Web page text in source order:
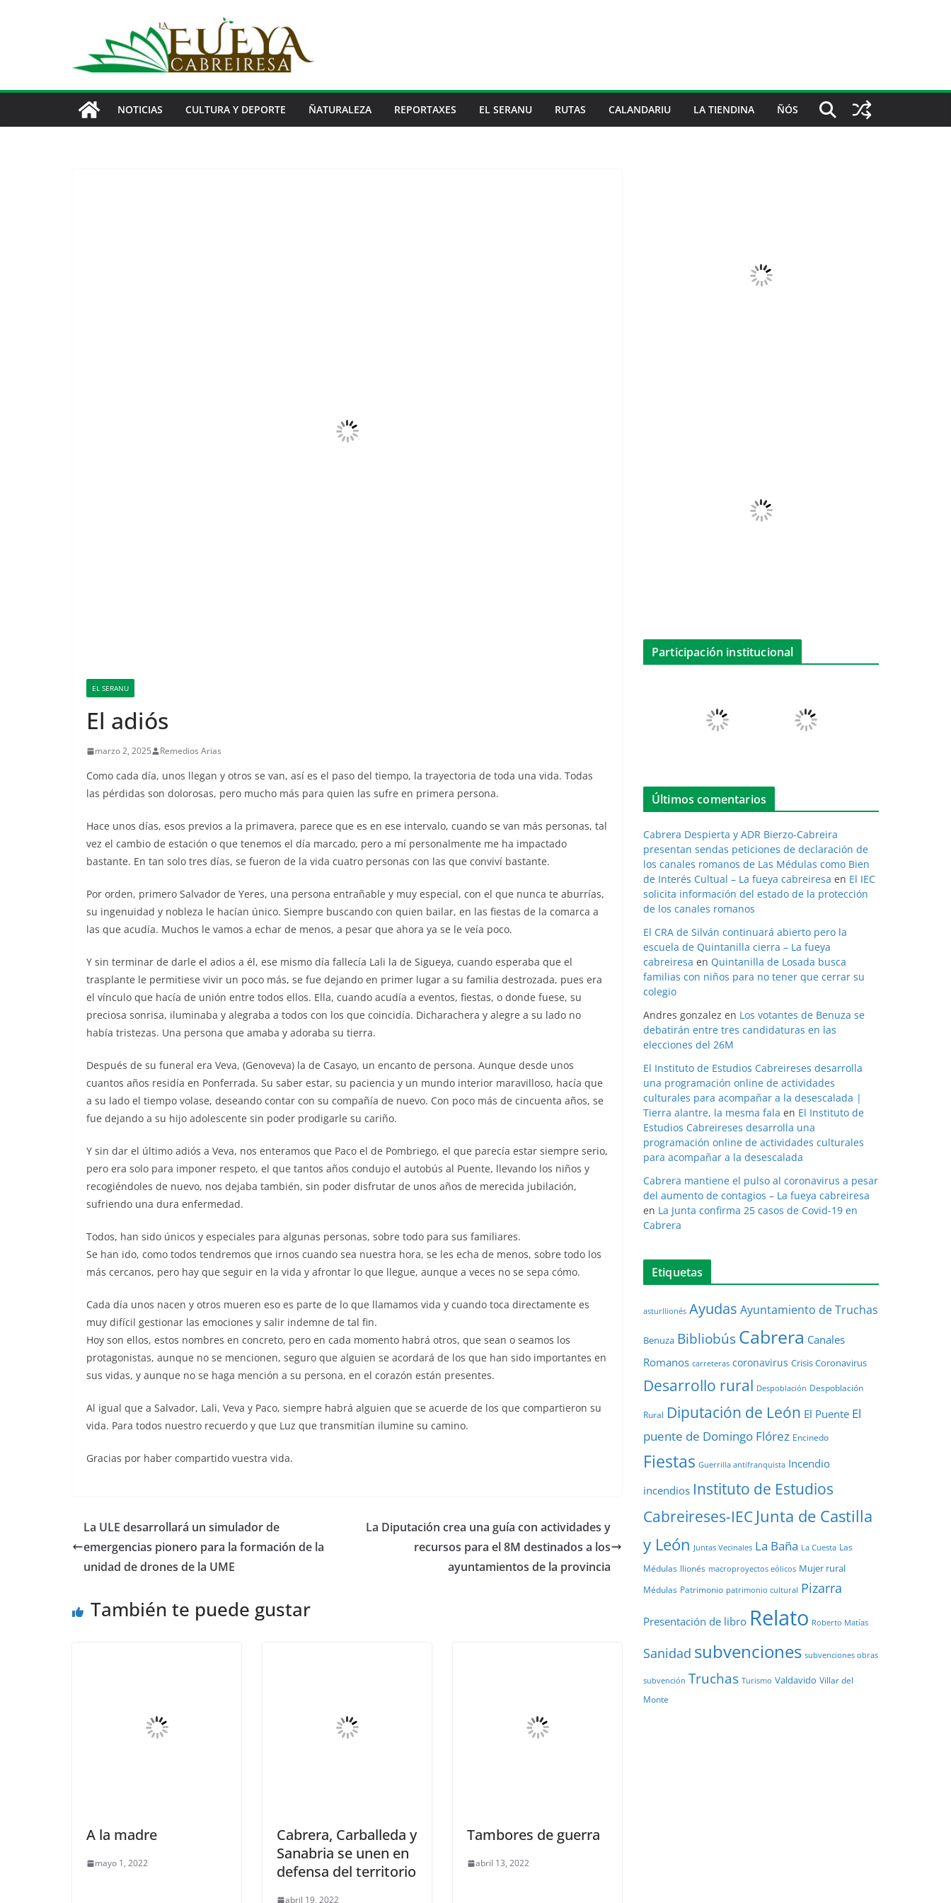
NOTICIAS CULTURA Y DEPORTE ÑATURALEZA REPORTAXES EL SERANU RUTAS CALANDARIU LA TIENDINA ÑÓS
EL SERANU
El adiós
marzo 2, 2025 Remedios Arias
Como cada día, unos llegan y otros se van, así es el paso del tiempo, la trayectoria de toda una vida. Todas
las pérdidas son dolorosas, pero mucho más para quien las sufre en primera persona.
Hace unos días, esos previos a la primavera, parece que es en ese intervalo, cuando se van más personas, tal
vez el cambio de estación o que tenemos el día marcado, pero a mí personalmente me ha impactado
bastante. En tan solo tres días, se fueron de la vida cuatro personas con las que conviví bastante.
Por orden, primero Salvador de Yeres, una persona entrañable y muy especial, con el que nunca te aburrías,
su ingenuidad y nobleza le hacían único. Siempre buscando con quien bailar, en las fiestas de la comarca a
las que acudía. Muchos le vamos a echar de menos, a pesar que ahora ya se le veía poco.
Y sin terminar de darle el adios a él, ese mismo día fallecía Lali la de Sigueya, cuando esperaba que el
trasplante le permitiese vivir un poco más, se fue dejando en primer lugar a su familia destrozada, pues era
el vínculo que hacía de unión entre todos ellos. Ella, cuando acudía a eventos, fiestas, o donde fuese, su
preciosa sonrisa, iluminaba y alegraba a todos con los que coincidía. Dicharachera y alegre a su lado no
había tristezas. Una persona que amaba y adoraba su tierra.
Después de su funeral era Veva, (Genoveva) la de Casayo, un encanto de persona. Aunque desde unos
cuantos años residía en Ponferrada. Su saber estar, su paciencia y un mundo interior maravilloso, hacía que
a su lado el tiempo volase, deseando contar con su compañía de nuevo. Con poco más de cincuenta años, se
fue dejando a su hijo adolescente sin poder prodigarle su cariño.
Y sin dar el último adiós a Veva, nos enteramos que Paco el de Pombriego, el que parecía estar siempre serio,
pero era solo para imponer respeto, el que tantos años condujo el autobús al Puente, llevando los niños y
recogiéndoles de nuevo, nos dejaba también, sin poder disfrutar de unos años de merecida jubilación,
sufriendo una dura enfermedad.
Todos, han sido únicos y especiales para algunas personas, sobre todo para sus familiares.
Se han ido, como todos tendremos que irnos cuando sea nuestra hora, se les echa de menos, sobre todo los
más cercanos, pero hay que seguir en la vida y afrontar lo que llegue, aunque a veces no se sepa cómo.
Cada día unos nacen y otros mueren eso es parte de lo que llamamos vida y cuando toca directamente es
muy difícil gestionar las emociones y salir indemne de tal fin.
Hoy son ellos, estos nombres en concreto, pero en cada momento habrá otros, que sean o seamos los
protagonistas, aunque no se mencionen, seguro que alguien se acordará de los que han sido importantes en
sus vidas, y aunque no se haga mención a su persona, en el corazón están presentes.
Al igual que a Salvador, Lali, Veva y Paco, siempre habrá alguien que se acuerde de los que compartieron su
vida. Para todos nuestro recuerdo y que Luz que transmitían ilumine su camino.
Gracias por haber compartido vuestra vida.
La ULE desarrollará un simulador de
emergencias pionero para la formación de la
unidad de drones de la UME
La Diputación crea una guía con actividades y
recursos para el 8M destinados a los
ayuntamientos de la provincia
También te puede gustar
A la madre
mayo 1, 2022
Cabrera, Carballeda y
Sanabria se unen en
defensa del territorio
abril 19, 2022
Tambores de guerra
abril 13, 2022
Participación institucional
Últimos comentarios
Cabrera Despierta y ADR Bierzo-Cabreira
presentan sendas peticiones de declaración de
los canales romanos de Las Médulas como Bien
de Interés Cultual – La fueya cabreiresa en El IEC
solicita información del estado de la protección
de los canales romanos
El CRA de Silván continuará abierto pero la
escuela de Quintanilla cierra – La fueya
cabreiresa en Quintanilla de Losada busca
familias con niños para no tener que cerrar su
colegio
Andres gonzalez en Los votantes de Benuza se
debatirán entre tres candidaturas en las
elecciones del 26M
El Instituto de Estudios Cabreireses desarrolla
una programación online de actividades
culturales para acompañar a la desescalada |
Tierra alantre, la mesma fala en El Instituto de
Estudios Cabreireses desarrolla una
programación online de actividades culturales
para acompañar a la desescalada
Cabrera mantiene el pulso al coronavirus a pesar
del aumento de contagios – La fueya cabreiresa
en La Junta confirma 25 casos de Covid-19 en
Cabrera
Etiquetas
asturllionés Ayudas Ayuntamiento de Truchas
Benuza BibliobúsCabrera Canales
Romanos carreteras coronavirus Crisis Coronavirus
Desarrollo rural Despoblación Despoblación
Rural Diputación de León El Puente El
puente de Domingo Flórez Encinedo
Fiestas Guerrilla antifranquista Incendio
incendios Instituto de Estudios
Cabreireses-IEC Junta de Castilla
y León Juntas Vecinales La Baña La Cuesta Las
Médulas llionés macroproyectos eólicos Mujer rural
Médulas Patrimonio patrimonio cultural Pizarra
Presentación de libro Relato Roberto Matías
Sanidad subvenciones subvenciones obras
subvención Truchas Turismo Valdavido Villar del
Monte